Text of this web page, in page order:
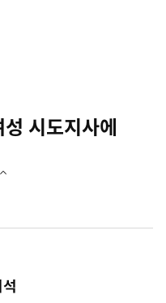
시도지사에